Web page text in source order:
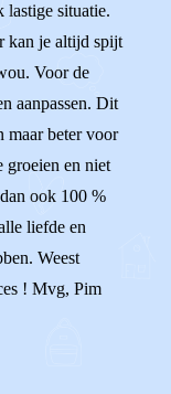
lastige situatie.
kan je altijd spijt
Voor de
aanpassen. Dit
maar beter voor
en niet
ook 100 %
liefde en
Weest
! Mvg, Pim